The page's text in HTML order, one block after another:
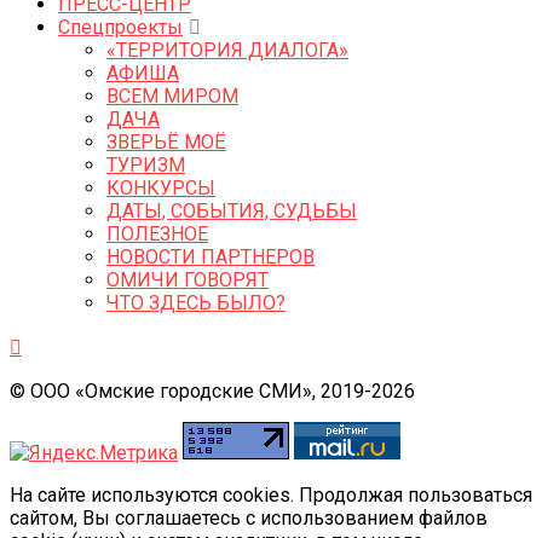
Спецпроекты
«ТЕРРИТОРИЯ ДИАЛОГА»
АФИША
ВСЕМ МИРОМ
ДАЧА
ЗВЕРЬЁ МОЁ
ТУРИЗМ
КОНКУРСЫ
ДАТЫ, СОБЫТИЯ, СУДЬБЫ
ПОЛЕЗНОЕ
НОВОСТИ ПАРТНЕРОВ
ОМИЧИ ГОВОРЯТ
ЧТО ЗДЕСЬ БЫЛО?
© ООО «Омские городские СМИ», 2019-2026
На сайте используются cookies. Продолжая пользоваться
сайтом, Вы соглашаетесь с использованием файлов